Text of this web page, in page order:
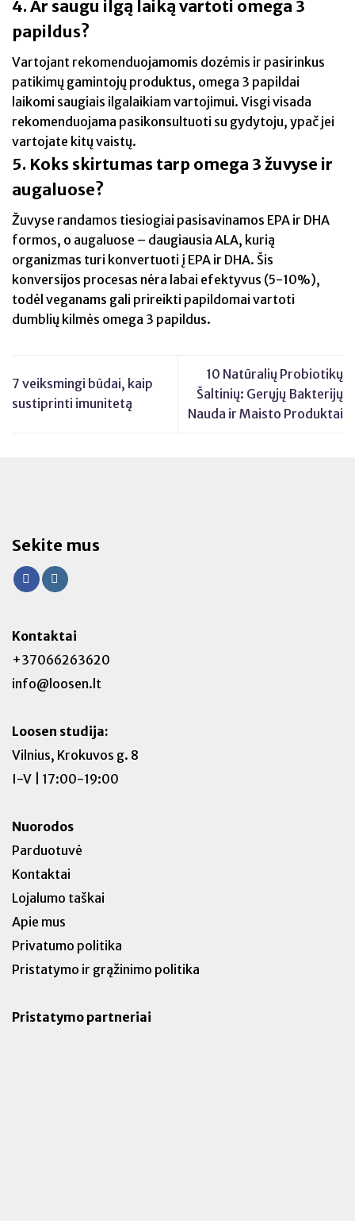
4. Ar saugu ilgą laiką vartoti omega 3
papildus?
Vartojant rekomenduojamomis dozėmis ir pasirinkus
patikimų gamintojų produktus, omega 3 papildai
laikomi saugiais ilgalaikiam vartojimui. Visgi visada
rekomenduojama pasikonsultuoti su gydytoju, ypač jei
vartojate kitų vaistų.
5. Koks skirtumas tarp omega 3 žuvyse ir
augaluose?
Žuvyse randamos tiesiogiai pasisavinamos EPA ir DHA
formos, o augaluose – daugiausia ALA, kurią
organizmas turi konvertuoti į EPA ir DHA. Šis
konversijos procesas nėra labai efektyvus (5-10%),
todėl veganams gali prireikti papildomai vartoti
dumblių kilmės omega 3 papildus.
7 veiksmingi būdai, kaip
sustiprinti imunitetą
10 Natūralių Probiotikų
Šaltinių: Gerųjų Bakterijų
Nauda ir Maisto Produktai
Sekite mus
Kontaktai
+37066263620
info@loosen.lt
Loosen studija:
Vilnius, Krokuvos g. 8
I-V | 17:00-19:00
Nuorodos
Parduotuvė
Kontaktai
Lojalumo taškai
Apie mus
Privatumo politika
Pristatymo ir grąžinimo politika
Pristatymo partneriai